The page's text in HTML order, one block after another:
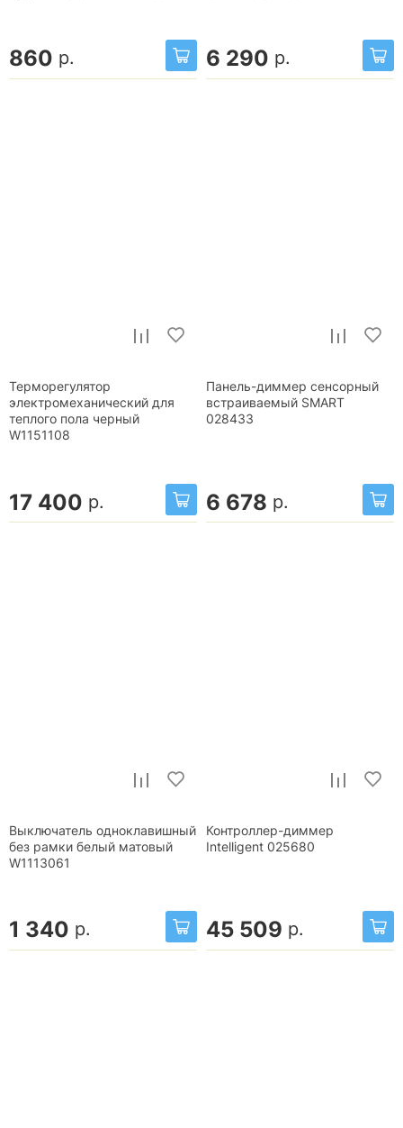
860 р. 6 290 р.
Терморегулятор
электромеханический для
теплого пола черный
W1151108
17 400 р.
Панель-диммер сенсорный
встраиваемый SMART
028433
6 678 р.
Выключатель одноклавишный
без рамки белый матовый
W1113061
1 340 р.
Контроллер-диммер
Intelligent 025680
45 509 р.